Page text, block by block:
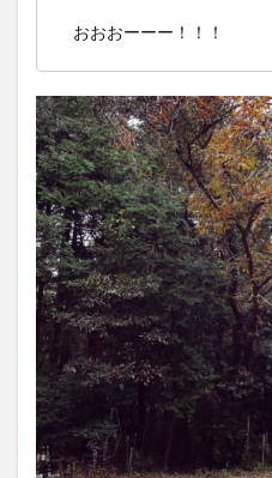
おおおーーー！！！